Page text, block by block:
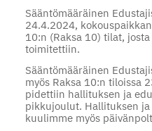
Sääntömääräinen
24.4.2024,
10:n (Raksa 10) tilat,
toimitettiin.
Sääntömääräinen
myös Raksa 10:n tiloissa
pidettiin hallituksen ja
pikkujoulut. Hallituksen
kuulimme myös